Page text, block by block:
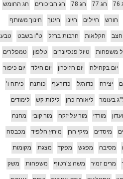
חג 77 חג 78 חג הביכורים חג החומש
חורש חיילים חיינו חינוך חינוך משותף
חצב חקלאות חרבות ברזל ט"ו בשבט טבע
משפחות טיול פנסיונרים טלפון טמפלרים
יום בקהילה יום הזיכרון יום הילד יום כיפור
יצירה כדורגל כדורעף כותנה כיתה ו'
בעומר ליאורה כהן לילות קש לימודים
מורדי מור עליזקה מור קובי מחנה
מיסדים מיקי הרן מירוץ הלפיד מכבסה
מסיבה מפגש מפקד מצגת מקומות
מרים זמיר משה צ'רטוף משפחות משק